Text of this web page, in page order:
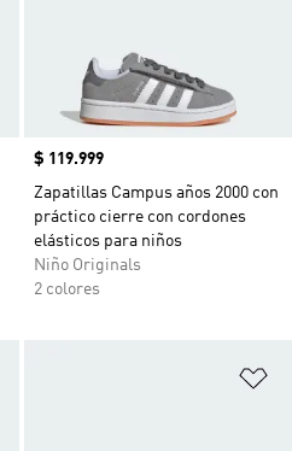
Precio
$ 119.999
Zapatillas Campus años 2000 con
práctico cierre con cordones
elásticos para niños
Niño Originals
2 colores